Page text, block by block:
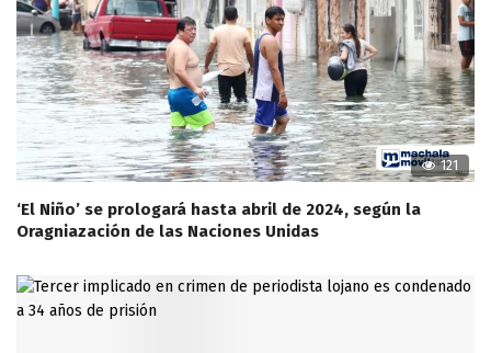
121
‘El Niño’ se prologará hasta abril de 2024, según la
Oragniazación de las Naciones Unidas